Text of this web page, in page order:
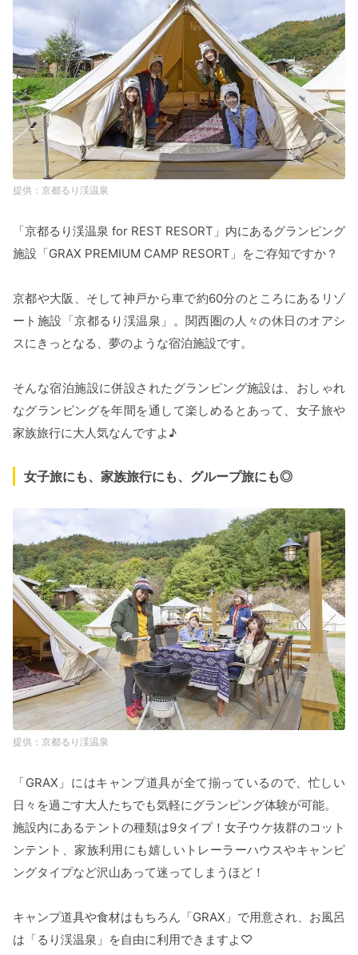
京都るり渓温泉
「京都るり渓温泉 for REST RESORT」内にあるグランピング
施設「GRAX PREMIUM CAMP RESORT」をご存知ですか？
京都や大阪、そして神戸から車で約60分のところにあるリゾ
ート施設「京都るり渓温泉」。関西圏の人々の休日のオアシ
スにきっとなる、夢のような宿泊施設です。
そんな宿泊施設に併設されたグランピング施設は、おしゃれ
なグランピングを年間を通して楽しめるとあって、女子旅や
家族旅行に大人気なんですよ♪
女子旅にも、家族旅行にも、グループ旅にも◎
京都るり渓温泉
「GRAX」にはキャンプ道具が全て揃っているので、忙しい
日々を過ごす大人たちでも気軽にグランピング体験が可能。
施設内にあるテントの種類は9タイプ！女子ウケ抜群のコット
ンテント、家族利用にも嬉しいトレーラーハウスやキャンピ
ングタイプなど沢山あって迷ってしまうほど！
キャンプ道具や食材はもちろん「GRAX」で用意され、お風呂
は「るり渓温泉」を自由に利用できますよ♡